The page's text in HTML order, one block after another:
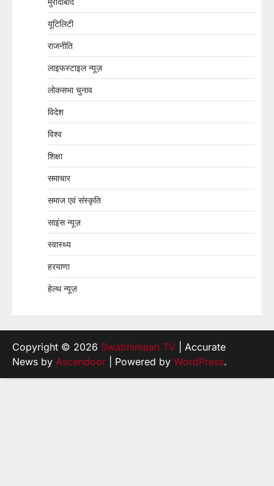
यूटिलिटी
राजनीति
लाइफस्टाइल न्यूज़
लोकसभा चुनाव
विदेश
विश्व
शिक्षा
समाचार
समाज एवं संस्कृति
साइंस न्यूज़
स्वास्थ्य
हरयाणा
हेल्थ न्यूज़
Copyright © 2026 Swabhimaan TV | Accurate
News by Ascendoor | Powered by WordPress.